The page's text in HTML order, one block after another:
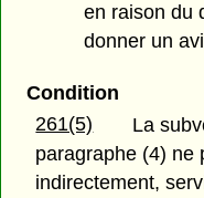
en raison du
donner un
Condition
261(5)
La
paragraphe (4) ne
indirectement,